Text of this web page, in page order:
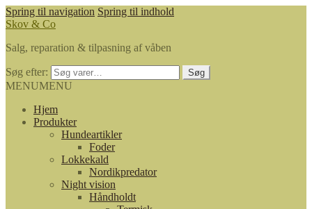
Spring til navigation Spring til indhold
Skov & Co
Salg, reparation & tilpasning af våben
Søg efter: Søg
MENUMENU
Hjem
Produkter
Hundeartikler
Foder
Lokkekald
Nordikpredator
Night vision
Håndholdt